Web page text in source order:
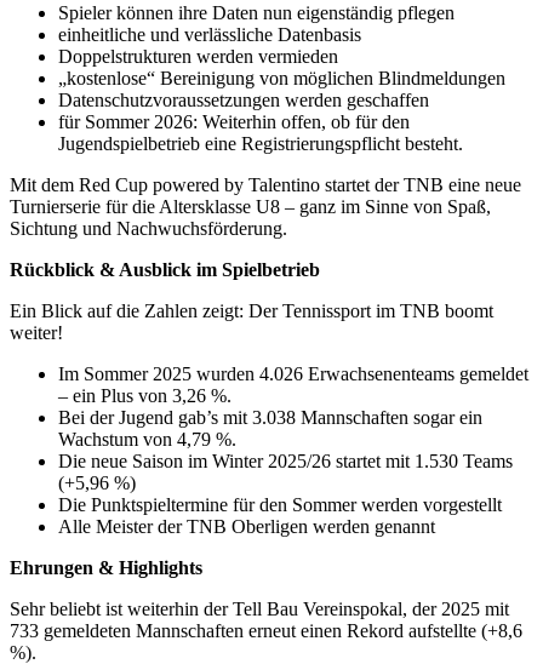
Spieler können ihre Daten nun eigenständig pflegen
einheitliche und verlässliche Datenbasis
Doppelstrukturen werden vermieden
„kostenlose“ Bereinigung von möglichen Blindmeldungen
Datenschutzvoraussetzungen werden geschaffen
für Sommer 2026: Weiterhin offen, ob für den
Jugendspielbetrieb eine Registrierungspflicht besteht.
Mit dem Red Cup powered by Talentino startet der TNB eine neue
Turnierserie für die Altersklasse U8 – ganz im Sinne von Spaß,
Sichtung und Nachwuchsförderung.
Rückblick & Ausblick im Spielbetrieb
Ein Blick auf die Zahlen zeigt: Der Tennissport im TNB boomt
weiter!
Im Sommer 2025 wurden 4.026 Erwachsenenteams gemeldet
– ein Plus von 3,26 %.
Bei der Jugend gab’s mit 3.038 Mannschaften sogar ein
Wachstum von 4,79 %.
Die neue Saison im Winter 2025/26 startet mit 1.530 Teams
(+5,96 %)
Die Punktspieltermine für den Sommer werden vorgestellt
Alle Meister der TNB Oberligen werden genannt
Ehrungen & Highlights
Sehr beliebt ist weiterhin der Tell Bau Vereinspokal, der 2025 mit
733 gemeldeten Mannschaften erneut einen Rekord aufstellte (+8,6
%).